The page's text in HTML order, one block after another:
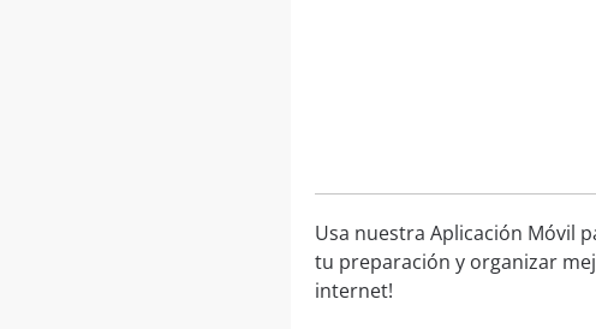
Usa nuestra Aplicación Móvil
tu preparación y organizar
internet!